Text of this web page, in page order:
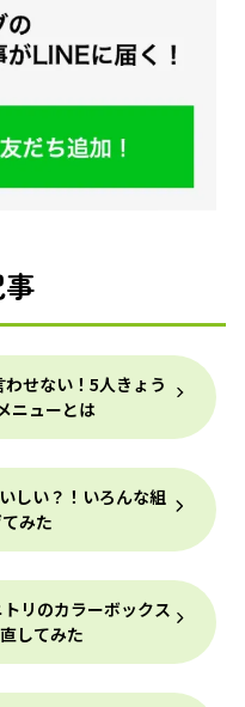
せない！5人きょう
ニューとは
しい？！いろんな組
みた
リのカラーボックス
してみた